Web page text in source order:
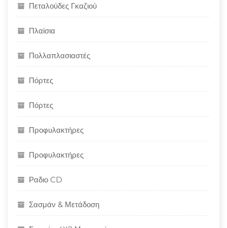
Πεταλούδες Γκαζιού
Πλαίσια
Πολλαπλασιαστές
Πόρτες
Πόρτες
Προφυλακτήρες
Προφυλακτήρες
Ραδιο CD
Σασμάν & Μετάδοση